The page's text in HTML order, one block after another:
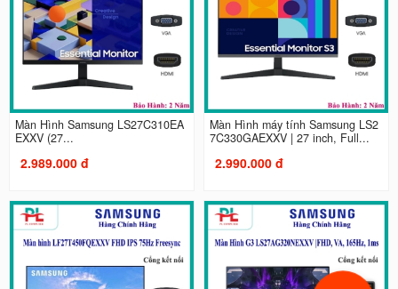
Màn Hình Samsung LS27C310EA
EXXV (27...
2.989.000 đ
Màn Hình máy tính Samsung LS2
7C330GAEXXV | 27 inch, Full...
2.990.000 đ